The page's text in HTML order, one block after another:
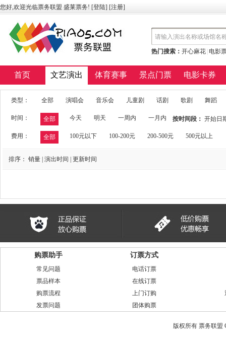
您好,欢迎光临票务联盟 盛莱票务! [登陆] [注册]
热门搜索： 开心麻花 电影
首页 文艺演出 体育赛事 景点门票 电影卡券
类型： 全部 演唱会 音乐会 儿童剧 话剧 歌剧 舞蹈
时间： 全部 今天 明天 一周内 一月内 按时间段： 开始日
费用： 全部 100元以下 100-200元 200-500元 500元以上
排序： 销量 演出时间 更新时间
购票助手
常见问题
票品样本
购票流程
发票问题
订票方式
电话订票
在线订票
上门订购
团体购票
版权所有 票务联盟